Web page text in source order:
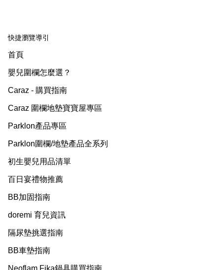
快捷瀏覽導引
首頁
嬰兒圍欄怎麼選？
Caraz - 購買指南
Caraz 圍欄地墊寶寶屋專區
Parklon產品專區
Parklon圍欄/地墊產品全系列
初生嬰兒用品清單
百日宴禮物推薦
BB加固指南
doremi 育兒資訊
隔尿墊挑選指南
BB車墊指南